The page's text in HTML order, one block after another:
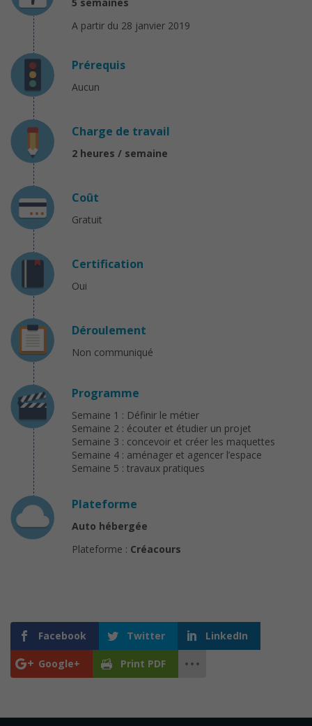
A partir du 28 janvier 2019
Prérequis
Aucun
Charge de travail
2 heures / semaine
Coût
Gratuit
Certification
Oui
Déroulement
Non communiqué
Programme
Semaine 1 : Définir le métier
Semaine 2 : écouter et étudier un projet
Semaine 3 : concevoir et créer les maquettes
Semaine 4 : aménager et agencer l’espace
Semaine 5 : travaux pratiques
Plateforme
Auto hébergée
Plateforme : Créacours
Facebook Twitter LinkedIn
Google+ Print PDF